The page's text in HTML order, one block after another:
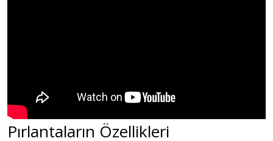
Pırlantaların Özellikleri